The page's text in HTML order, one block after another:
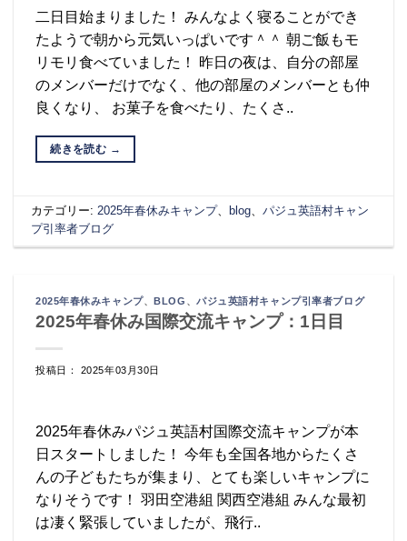
二日目始まりました！ みんなよく寝ることができ
たようで朝から元気いっぱいです＾＾ 朝ご飯もモ
リモリ食べていました！ 昨日の夜は、自分の部屋
のメンバーだけでなく、他の部屋のメンバーとも仲
良くなり、 お菓子を食べたり、たくさ..
続きを読む →
カテゴリー: 2025年春休みキャンプ、 blog 、パジュ英語村キャン
プ引率者ブログ
2025年春休みキャンプ、BLOG 、パジュ英語村キャンプ引率者ブログ
2025年春休み国際交流キャンプ：1日目
投稿日： 2025年03月30日
2025年春休みパジュ英語村国際交流キャンプが本
日スタートしました！ 今年も全国各地からたくさ
んの子どもたちが集まり、とても楽しいキャンプに
なりそうです！ 羽田空港組 関西空港組 みんな最初
は凄く緊張していましたが、飛行..